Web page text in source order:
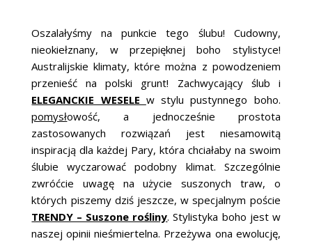
ŚLUBNE STYLE
MAGAZYNY
ARCHIWUM
Oszalałyśmy na punkcie tego ślubu! Cudowny,
nieokiełznany, w przepięknej boho stylistyce!
Australijskie klimaty, które można z powodzeniem
przenieść na polski grunt! Zachwycający ślub i
ELEGANCKIE WESELE w stylu pustynnego boho.
pomysłowość, a jednocześnie prostota
zastosowanych rozwiązań jest niesamowitą
inspiracją dla każdej Pary, która chciałaby na swoim
ślubie wyczarować podobny klimat. Szczególnie
zwróćcie uwagę na użycie suszonych traw, o
których piszemy dziś jeszcze, w specjalnym poście
TRENDY – Suszone rośliny. Stylistyka boho jest w
naszej opinii nieśmiertelna. Przeżywa ona ewolucję,